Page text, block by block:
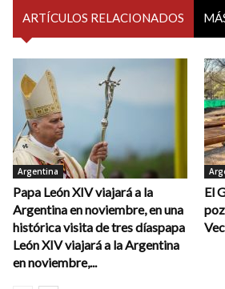
ARTÍCULOS RELACIONADOS
Argentina
Papa León XIV viajará a la
Argentina en noviembre, en una
histórica visita de tres díaspapa
León XIV viajará a la Argentina
en noviembre,...
El